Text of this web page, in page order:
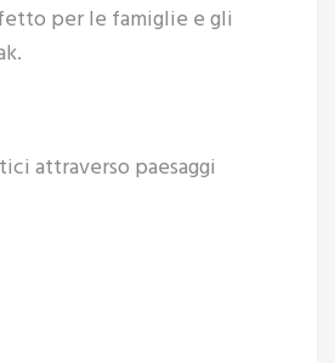
per le famiglie e gli
attraverso paesaggi